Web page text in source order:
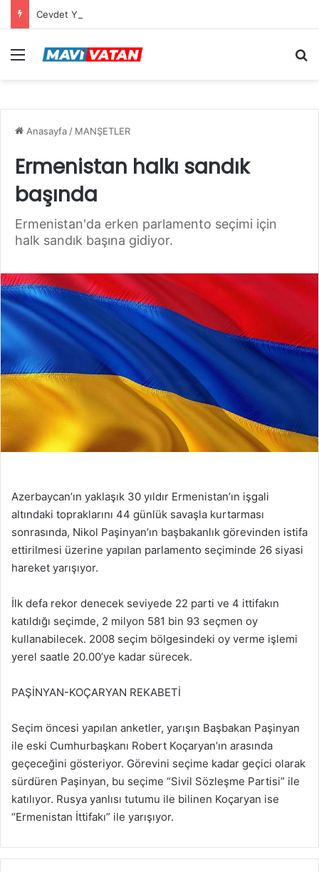
Menü
Anasayfa / MANŞETLER
Ermenistan halkı sandık
başında
Ermenistan'da erken parlamento seçimi için
halk sandık başına gidiyor.
Azerbaycan’ın yaklaşık 30 yıldır Ermenistan’ın işgali
altındaki topraklarını 44 günlük savaşla kurtarması
sonrasında, Nikol Paşinyan’ın başbakanlık görevinden istifa
ettirilmesi üzerine yapılan parlamento seçiminde 26 siyasi
hareket yarışıyor.
İlk defa rekor denecek seviyede 22 parti ve 4 ittifakın
katıldığı seçimde, 2 milyon 581 bin 93 seçmen oy
kullanabilecek. 2008 seçim bölgesindeki oy verme işlemi
yerel saatle 20.00’ye kadar sürecek.
PAŞİNYAN-KOÇARYAN REKABETİ
Seçim öncesi yapılan anketler, yarışın Başbakan Paşinyan
ile eski Cumhurbaşkanı Robert Koçaryan’ın arasında
geçeceğini gösteriyor. Görevini seçime kadar geçici olarak
sürdüren Paşinyan, bu seçime “Sivil Sözleşme Partisi” ile
katılıyor. Rusya yanlısı tutumu ile bilinen Koçaryan ise
“Ermenistan İttifakı” ile yarışıyor.